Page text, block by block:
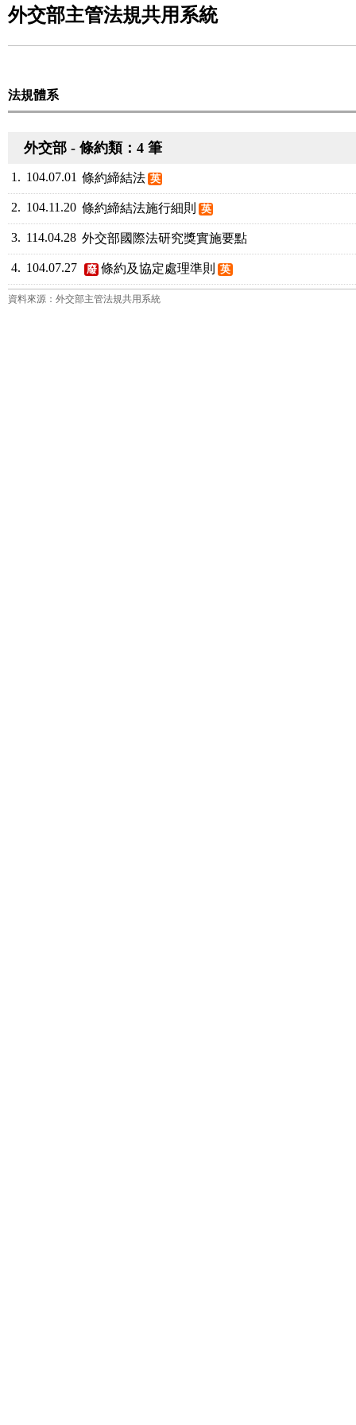
外交部主管法規共用系統
法規體系
外交部 - 條約類：4 筆
1. 104.07.01 條約締結法 英
2. 104.11.20 條約締結法施行細則 英
3. 114.04.28 外交部國際法研究獎實施要點
4. 104.07.27 廢 條約及協定處理準則 英
資料來源：外交部主管法規共用系統